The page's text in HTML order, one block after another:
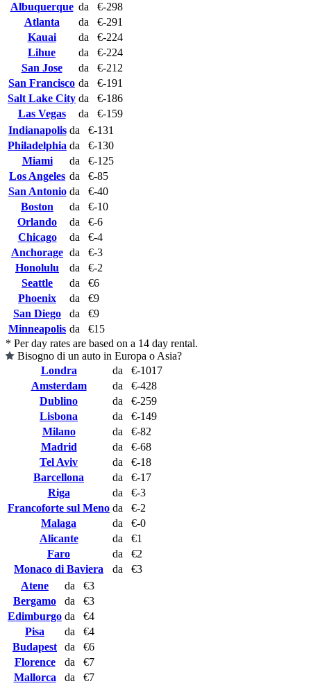
Albuquerque da
€-298
Atlanta
da
€-291
Kauai
da
€-224
Lihue
da
€-224
San Jose
da
€-212
San Francisco da
€-191
Salt Lake City da
€-186
Las Vegas
da
€-159
Indianapolis da
€-131
Philadelphia da
€-130
Miami
da
€-125
Los Angeles da
€-85
San Antonio da
€-40
Boston
da
€-10
Orlando
da
€-6
Chicago
da
€-4
Anchorage da
€-3
Honolulu
da
€-2
Seattle
da
€6
Phoenix
da
€9
San Diego
da
€9
Minneapolis da
€15
* Per day rates are based on a 14 day rental.
Bisogno di un auto in Europa o Asia?
Londra
da
€-1017
Amsterdam
da
€-428
Dublino
da
€-259
Lisbona
da
€-149
Milano
da
€-82
Madrid
da
€-68
Tel Aviv
da
€-18
Barcellona
da
€-17
Riga
da
€-3
Francoforte sul Meno da
€-2
Malaga
da
€-0
Alicante
da
€1
Faro
da
€2
Monaco di Baviera
da
€3
Atene
da
€3
Bergamo
da
€3
Edimburgo da
€4
Pisa
da
€4
Budapest
da
€6
Florence
da
€7
Mallorca
da
€7